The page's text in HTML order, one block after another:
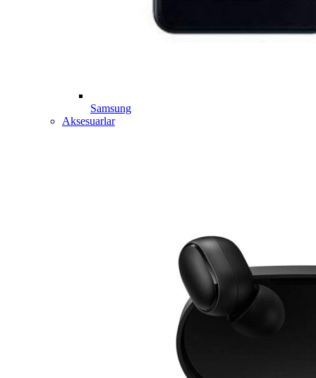
Samsung
Aksesuarlar